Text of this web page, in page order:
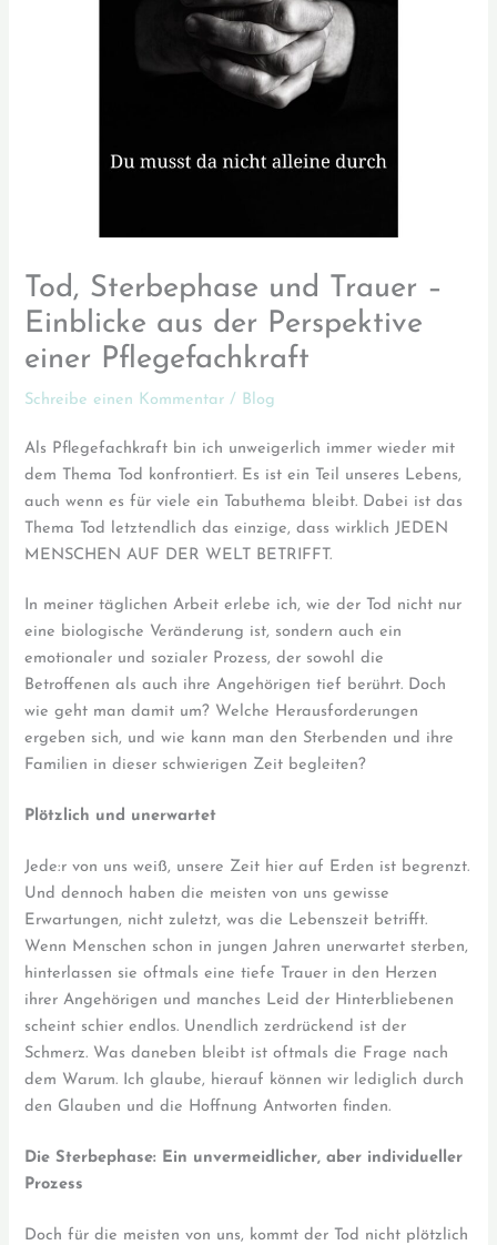
Tod, Sterbephase und Trauer –
Einblicke aus der Perspektive
einer Pflegefachkraft
Schreibe einen Kommentar / Blog
Als Pflegefachkraft bin ich unweigerlich immer wieder mit
dem Thema Tod konfrontiert. Es ist ein Teil unseres Lebens,
auch wenn es für viele ein Tabuthema bleibt. Dabei ist das
Thema Tod letztendlich das einzige, dass wirklich JEDEN
MENSCHEN AUF DER WELT BETRIFFT.
In meiner täglichen Arbeit erlebe ich, wie der Tod nicht nur
eine biologische Veränderung ist, sondern auch ein
emotionaler und sozialer Prozess, der sowohl die
Betroffenen als auch ihre Angehörigen tief berührt. Doch
wie geht man damit um? Welche Herausforderungen
ergeben sich, und wie kann man den Sterbenden und ihre
Familien in dieser schwierigen Zeit begleiten?
Plötzlich und unerwartet
Jede:r von uns weiß, unsere Zeit hier auf Erden ist begrenzt.
Und dennoch haben die meisten von uns gewisse
Erwartungen, nicht zuletzt, was die Lebenszeit betrifft.
Wenn Menschen schon in jungen Jahren unerwartet sterben,
hinterlassen sie oftmals eine tiefe Trauer in den Herzen
ihrer Angehörigen und manches Leid der Hinterbliebenen
scheint schier endlos. Unendlich zerdrückend ist der
Schmerz. Was daneben bleibt ist oftmals die Frage nach
dem Warum. Ich glaube, hierauf können wir lediglich durch
den Glauben und die Hoffnung Antworten finden.
Die Sterbephase: Ein unvermeidlicher, aber individueller
Prozess
Doch für die meisten von uns, kommt der Tod nicht plötzlich